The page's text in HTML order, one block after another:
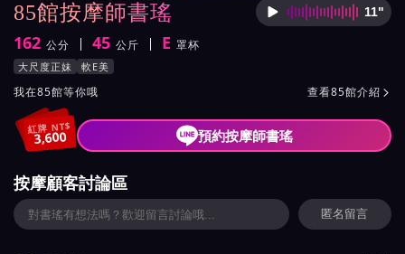
85館按摩師書瑤 按摩師
11"
身高
162 公分
體重 45 公斤
罩杯 E 罩杯
按摩師書瑤服務風格與特色
大尺度正妹 軟E美
按摩師書瑤所屬按摩會館介紹與班表
我在85館等你哦 查看85館介紹 
紅牌 NT$
3,600 預約按摩師書瑤
按摩顧客討論區
匿名留言